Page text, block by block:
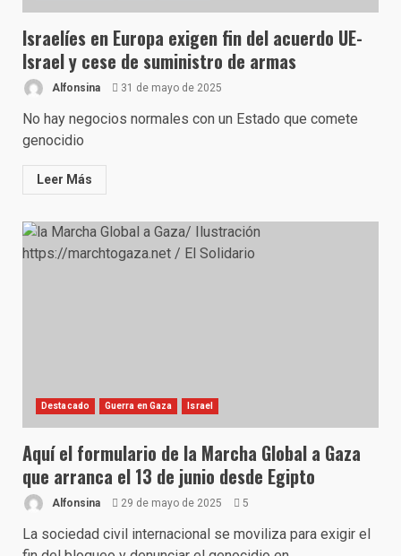
Israelíes en Europa exigen fin del acuerdo UE-
Israel y cese de suministro de armas
Alfonsina 31 de mayo de 2025
No hay negocios normales con un Estado que comete
genocidio
Leer Más
Destacado Guerra en Gaza Israel
Aquí el formulario de la Marcha Global a Gaza
que arranca el 13 de junio desde Egipto
Alfonsina 29 de mayo de 2025 5
La sociedad civil internacional se moviliza para exigir el